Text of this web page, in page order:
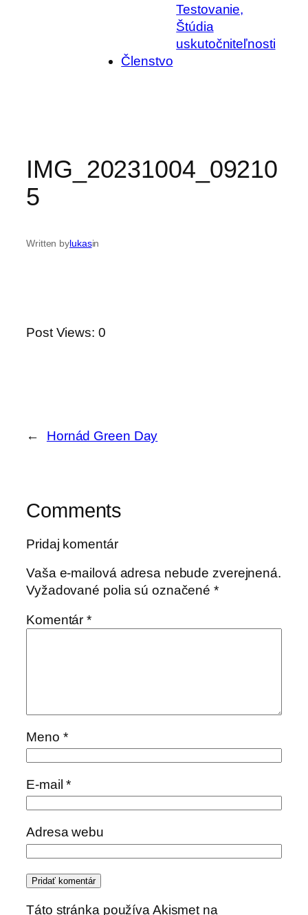
Testovanie,
Štúdia
uskutočniteľnosti
Členstvo
IMG_20231004_09210
5
Written bylukasin
Post Views: 0
← Hornád Green Day
Comments
Pridaj komentár
Vaša e-mailová adresa nebude zverejnená.
Vyžadované polia sú označené*
Komentár*
Meno *
E-mail*
Adresa webu
Táto stránka používa Akismet na